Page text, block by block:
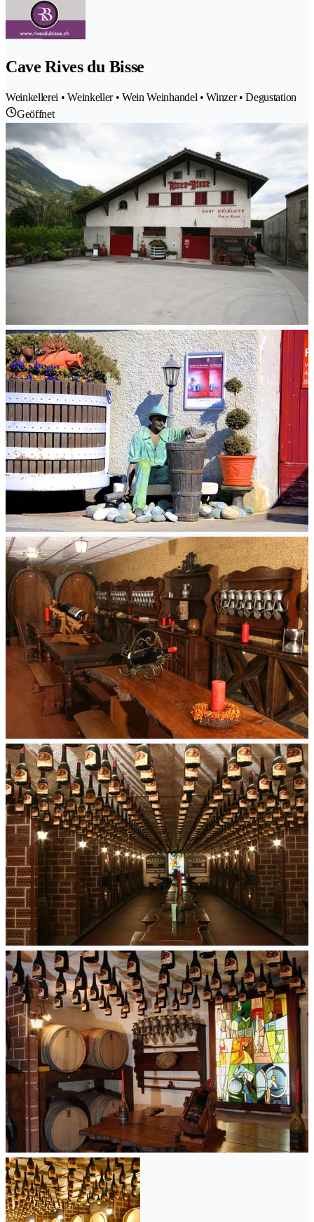
Cave Rives du Bisse
Weinkellerei • Weinkeller • Wein Weinhandel • Winzer • Degustation
Geöffnet